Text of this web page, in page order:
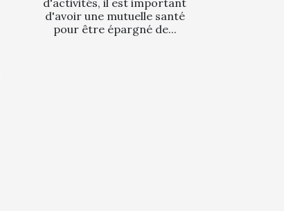
d'activités, il est important
d'avoir une mutuelle santé
pour être épargné de...